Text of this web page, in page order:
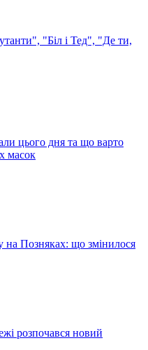
"Біл і Тед", "Де ти,
цього дня та що варто
масок
на Позняках: що змінилося
розпочався новий